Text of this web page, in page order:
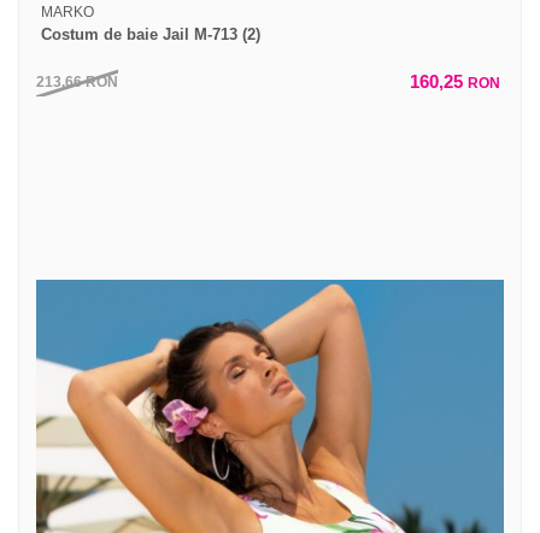
MARKO
Costum de baie Jail M-713 (2)
213,66RON 160,25 RON